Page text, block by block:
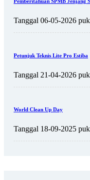
Tanggal 06-05-2026
Petunjuk Teknis Lite Pro Estiba
Tanggal 21-04-2026
World Clean Up Day
Tanggal 18-09-2025